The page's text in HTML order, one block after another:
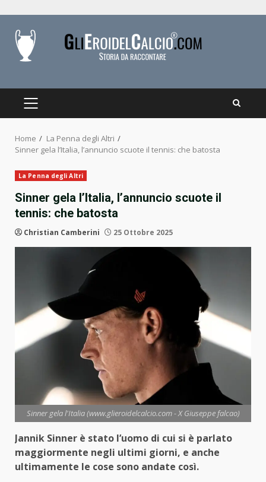
content
PRIMARY
Home
La Penna degli Altri
Sinner gela l’Italia, l’annuncio scuote il tennis: che batosta
La Penna degli Altri
Sinner gela l’Italia, l’annuncio scuote il
tennis: che batosta
Christian Camberini 25 Ottobre 2025
Sinner gela l'Italia (www.glieroidelcalcio.com - X Giuseppe falcao)
Jannik Sinner è stato l’uomo di cui si è parlato
maggiormente negli ultimi giorni, e anche
ultimamente le cose sono andate così.